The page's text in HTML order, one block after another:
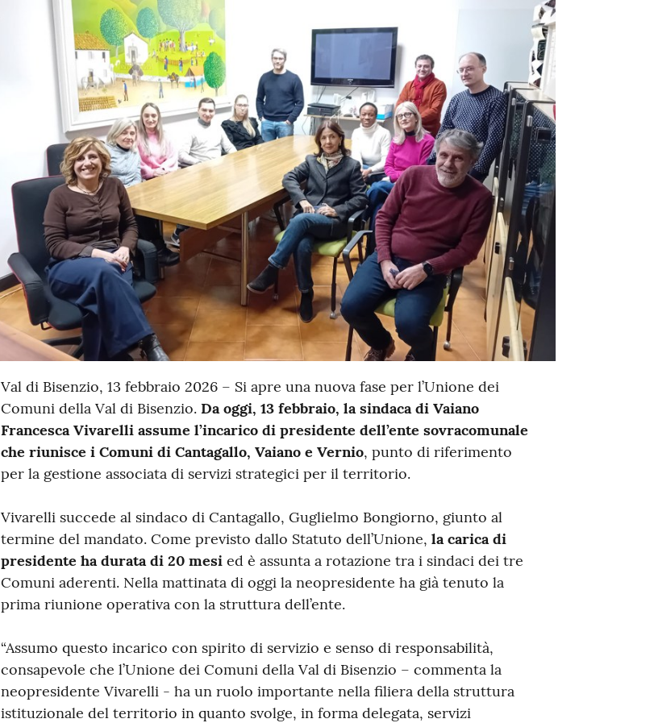
Contenuto
Val di Bisenzio, 13 febbraio 2026 – Si apre una nuova fase per l’Unione dei
Comuni della Val di Bisenzio. Da oggi, 13 febbraio, la sindaca di Vaiano
Francesca Vivarelli assume l’incarico di presidente dell’ente sovracomunale
che riunisce i Comuni di Cantagallo, Vaiano e Vernio, punto di riferimento
per la gestione associata di servizi strategici per il territorio.
Vivarelli succede al sindaco di Cantagallo, Guglielmo Bongiorno, giunto al
termine del mandato. Come previsto dallo Statuto dell’Unione, la carica di
presidente ha durata di 20 mesied è assunta a rotazione tra i sindaci dei tre
Comuni aderenti. Nella mattinata di oggi la neopresidente ha già tenuto la
prima riunione operativa con la struttura dell’ente.
“Assumo questo incarico con spirito di servizio e senso di responsabilità,
consapevole che l’Unione dei Comuni della Val di Bisenzio – commenta la
neopresidente Vivarelli - ha un ruolo importante nella filiera della struttura
istituzionale del territorio in quanto svolge, in forma delegata, servizi